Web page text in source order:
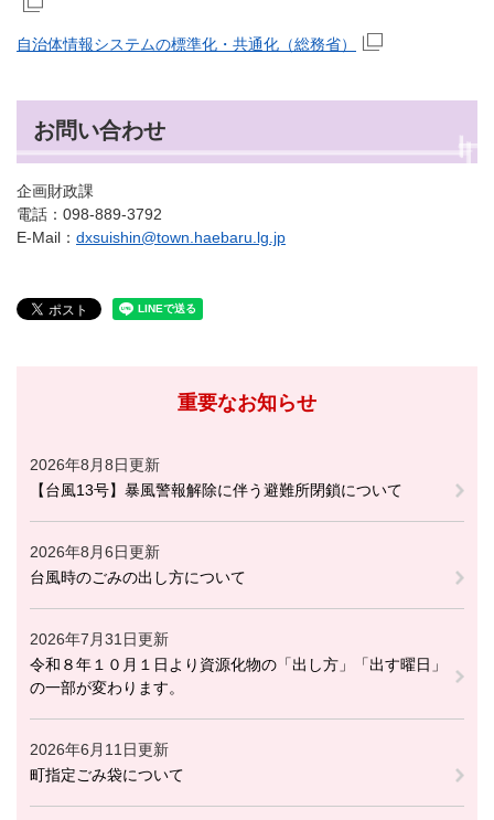
自治体情報システムの標準化・共通化（総務省）
お問い合わせ
企画財政課
電話：098-889-3792
E-Mail： dxsuishin@town.haebaru.lg.jp
重要なお知らせ
2026年8月8日更新
【台風13号】暴風警報解除に伴う避難所閉鎖について
2026年8月6日更新
台風時のごみの出し方について
2026年7月31日更新
令和８年１０月１日より資源化物の「出し方」「出す曜日」
の一部が変わります。
2026年6月11日更新
町指定ごみ袋について